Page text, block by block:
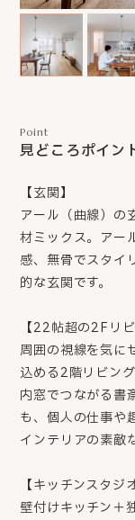
Point
見どころポイン
【玄関】
アール（曲線）の
材ミックス。アー
感、無骨でスタイ
的な玄関です。
【22帖超の2Fリビ
周囲の視線を気に
込める2階リビング
内窓でつながる書
も、個人の仕事や
インテリアの素敵
【キッチンスタジ
壁付けキッチン＋